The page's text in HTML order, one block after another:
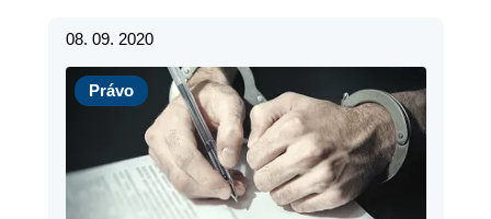
08. 09. 2020
Právo
Právo